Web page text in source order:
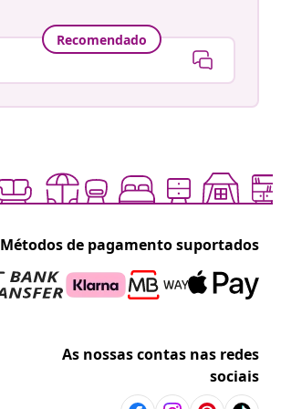
Recomendado
Métodos de pagamento suportados
As nossas contas nas redes
sociais